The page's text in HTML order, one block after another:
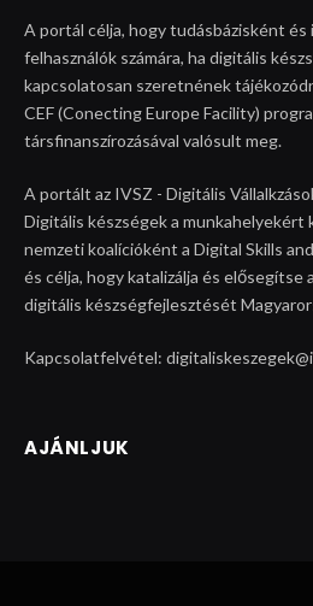
A portál célja, hogy tudásbázisként
felhasználók számára, ha digitális
kapcsolatosan szeretnének
CEF (Conecting Europe Facility)
társfinanszírozásával valósult meg.
A portált az IVSZ - Digitális
Digitális készségek a munkahelyekért
nemzeti koalícióként a Digital Skills
és célja, hogy katalizálja és elősegítse
digitális készségfejlesztését
Kapcsolatfelvétel:
AJÁNLJUK